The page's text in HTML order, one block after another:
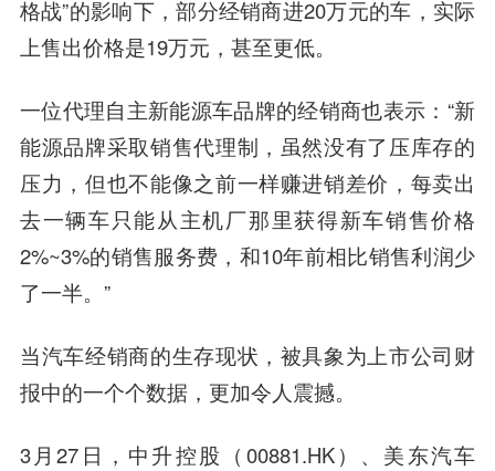
格战”的影响下，部分经销商进20万元的车，实际
上售出价格是19万元，甚至更低。
一位代理自主新能源车品牌的经销商也表示：“新
能源品牌采取销售代理制，虽然没有了压库存的
压力，但也不能像之前一样赚进销差价，每卖出
去一辆车只能从主机厂那里获得新车销售价格
2%~3%的销售服务费，和10年前相比销售利润少
了一半。”
当汽车经销商的生存现状，被具象为上市公司财
报中的一个个数据，更加令人震撼。
3月27日，中升控股（00881.HK）、美东汽车